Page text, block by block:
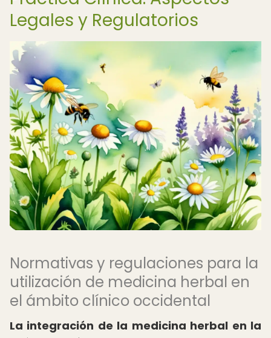
Legales y Regulatorios
Normativas y regulaciones para la
utilización de medicina herbal en
el ámbito clínico occidental
La integración de la medicina herbal en la